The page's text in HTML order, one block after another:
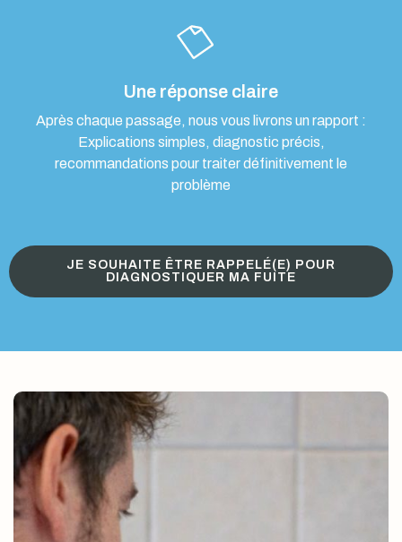
Une réponse claire
Après chaque passage, nous vous livrons un rapport :
Explications simples, diagnostic précis,
recommandations pour traiter définitivement le
problème
JE SOUHAITE ÊTRE RAPPELÉ(E) POUR
DIAGNOSTIQUER MA FUITE